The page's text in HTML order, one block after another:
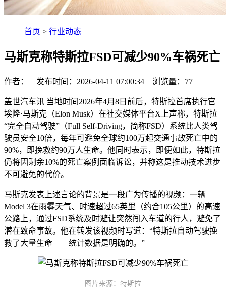
首页 > 行业动态
马斯克称特斯拉FSD可减少90%车祸死亡
作者： 发布时间：2026-04-11 07:00:34 浏览量： 77
盖世汽车讯 当地时间2026年4月8日前后，特斯拉首席执行官
埃隆·马斯克（Elon Musk）在社交媒体平台X上声称，特斯拉
“完全自动驾驶”（Full Self-Driving，简称FSD）系统比人类驾
驶员安全10倍，每年可避免全球约100万起交通事故死亡中的
90%，即挽救约90万人生命。他同时表示，即便如此，特斯拉
仍将因剩余10%的死亡案例面临诉讼，并称这是推动技术进步
不可避免的代价。
马斯克发表上述言论的背景是一段广为传播的视频：一辆
Model 3在雨雾天气、时速超过65英里（约合105公里）的高速
公路上，通过FSD系统及时避让突然闯入车道的行人，避免了
潜在致命事故。他在转发该视频时写道：“特斯拉自动驾驶挽
救了大量生命——统计数据是明确的。”
图片来源：特斯拉